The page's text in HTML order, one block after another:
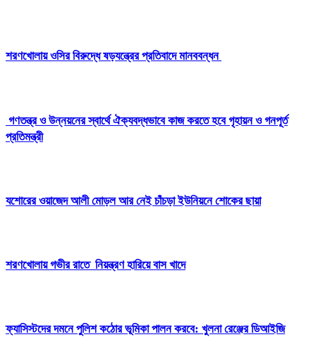
শরণখোলায় ওসির বিরুদ্ধে ষড়যন্ত্রের প্রতিবাদে মানববন্ধন
গণতন্ত্র ও উন্নয়নের স্বার্থে ঐক্যবদ্ধভাবে কাজ করতে হবে গৃহায়ন ও গনপূর্ত
প্রতিমন্ত্রী
যশোরের ওয়াজেদ আলী মোড়ল আর নেই চাঁচড়া ইউনিয়নে শোকের ছায়া
শরণখোলায় গভীর রাতে নিয়ন্ত্রণ হারিয়ে বাস খাদে
ফ্যাসিস্টদের দমনে পুলিশ কঠোর ভূমিকা পালন করবে: খুলনা রেঞ্জের ডিআইজি